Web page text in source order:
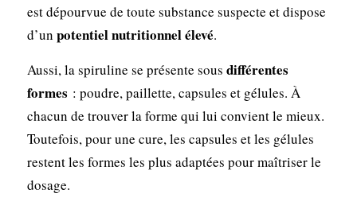
est dépourvue de toute substance suspecte et dispose
d’un potentiel nutritionnel élevé.
Aussi, la spiruline se présente sous différentes
formes : poudre, paillette, capsules et gélules. À
chacun de trouver la forme qui lui convient le mieux.
Toutefois, pour une cure, les capsules et les gélules
restent les formes les plus adaptées pour maîtriser le
dosage.